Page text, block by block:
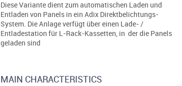
Diese Variante dient zum automatischen Laden und
Entladen von Panels in ein Adix Direktbelichtungs-
System. Die Anlage verfügt über einen Lade- /
Entladestation für L-Rack-Kassetten, in der die Panels
geladen sind
MAIN CHARACTERISTICS